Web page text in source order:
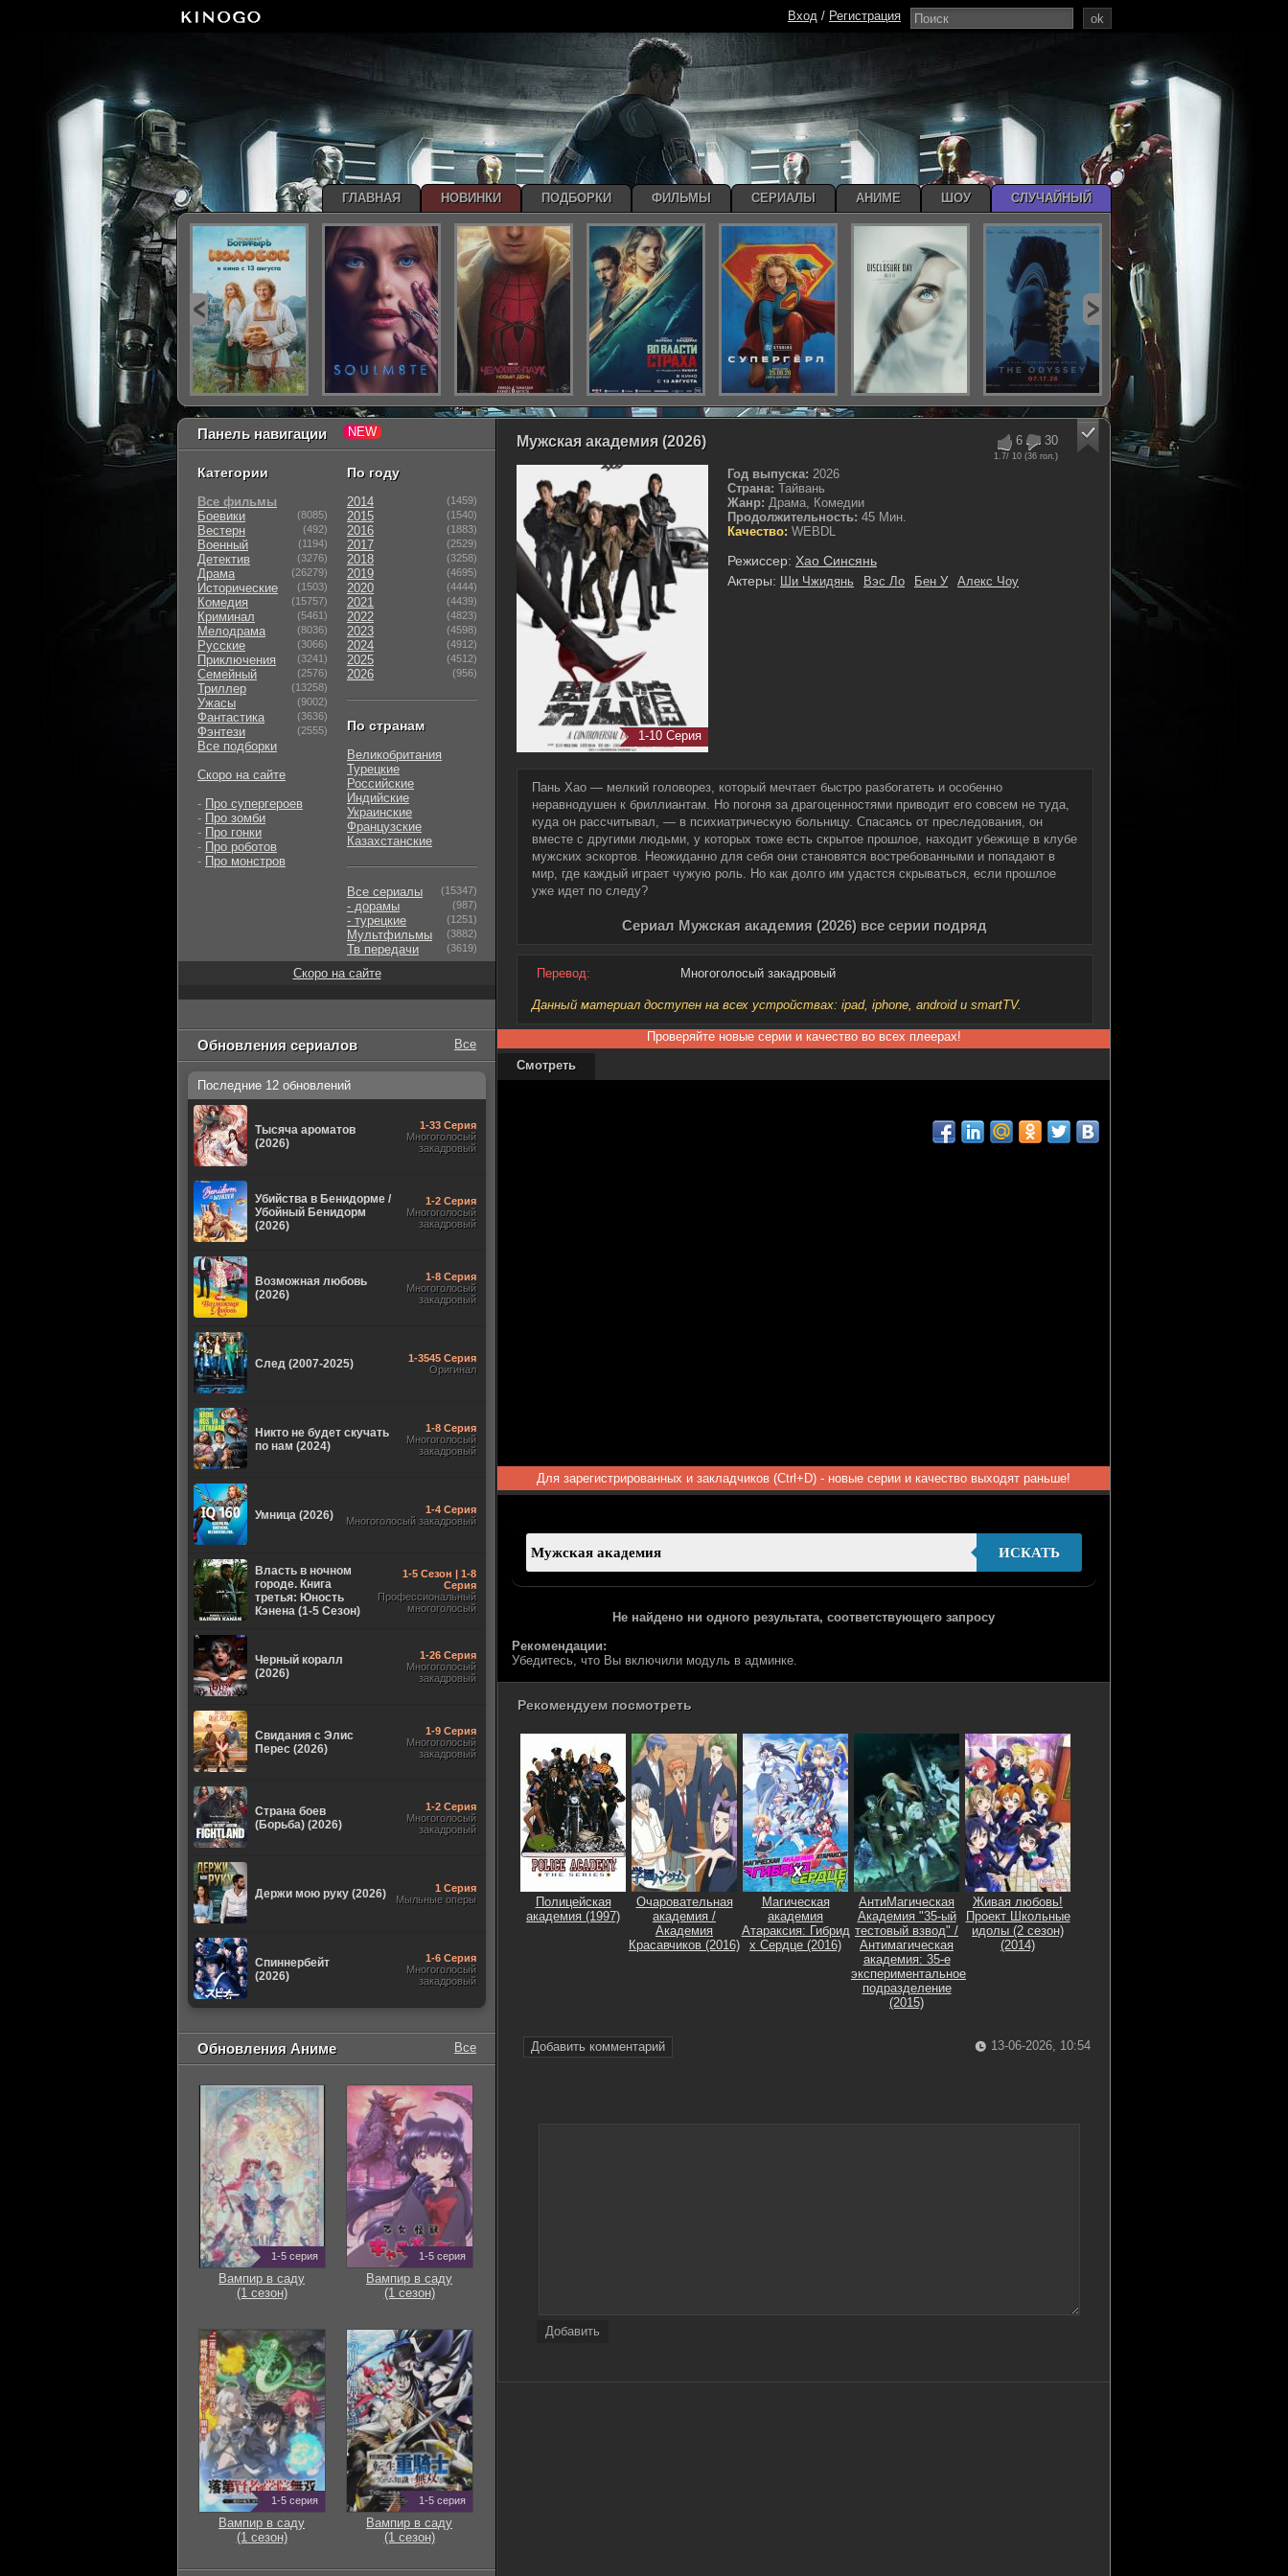
6 30
1.7/ 10 (36 гол.)
Мужская академия (2026)
1-10 Серия
Год выпуска: 2026
Страна: Тайвань
Жанр: Драма, Комедии
Продолжительность: 45 Мин.
Качество: WEBDL
Режиссер: Хао Синсянь
Актеры: Ши Чжидянь Вэс Ло Бен У Алекс Чоу
Пань Хао — мелкий головорез, который мечтает быстро разбогатеть и особенно
неравнодушен к бриллиантам. Но погоня за драгоценностями приводит его совсем не туда,
куда он рассчитывал, — в психиатрическую больницу. Спасаясь от преследования, он
вместе с другими людьми, у которых тоже есть скрытое прошлое, находит убежище в клубе
мужских эскортов. Неожиданно для себя они становятся востребованными и попадают в
мир, где каждый играет чужую роль. Но как долго им удастся скрываться, если прошлое
уже идет по следу?
Сериал Мужская академия (2026) все серии подряд
Перевод: Многоголосый закадровый
Данный материал доступен на всех устройствах: ipad, iphone, android и smartTV.
Проверяйте новые серии и качество во всех плеерах!
Смотреть
Для зарегистрированных и закладчиков (Ctrl+D) - новые серии и качество выходят раньше!
ИСКАТЬ
Не найдено ни одного результата, соответствующего запросу
Рекомендации:
Убедитесь, что Вы включили модуль в админке.
Рекомендуем посмотреть
Полицейская
академия (1997)
Очаровательная
академия /
Академия
Красавчиков (2016)
Магическая
академия
Атараксия: Гибрид
x Сердце (2016)
АнтиМагическая
Академия "35-ый
тестовый взвод" /
Антимагическая
академия: 35-е
экспериментальное
подразделение
(2015)
Живая любовь!
Проект Школьные
идолы (2 сезон)
(2014)
Добавить комментарий 13-06-2026, 10:54
Добавить
Панель навигации
Категории
Все фильмы
Боевики
(8085)
Вестерн (492)
Военный (1194)
Детектив (3276)
Драма (26279)
Исторические (1503)
Комедия (15757)
Криминал (5461)
Мелодрама (8036)
Русские (3066)
Приключения (3241)
Семейный (2576)
Триллер (13258)
Ужасы (9002)
Фантастика (3636)
Фэнтези (2555)
Все подборки
Скоро на сайте
- Про супергероев
- Про зомби
- Про гонки
- Про роботов
- Про монстров
По году
2014 (1459)
2015 (1540)
2016 (1883)
2017 (2529)
2018 (3258)
2019 (4695)
2020 (4444)
2021 (4439)
2022 (4823)
2023 (4598)
2024 (4912)
2025 (4512)
2026 (956)
По странам
Великобритания
Турецкие
Российские
Индийские
Украинские
Французские
Казахстанские
Все сериалы (15347)
- дорамы (987)
- турецкие (1251)
Мультфильмы (3882)
Тв передачи (3619)
Скоро на сайте
Обновления сериалов Все
Последние 12 обновлений
Тысяча ароматов
(2026)
1-33 Серия
Многоголосый
закадровый
Убийства в Бенидорме /
Убойный Бенидорм
(2026)
1-2 Серия
Многоголосый
закадровый
Возможная любовь
(2026)
1-8 Серия
Многоголосый
закадровый
След (2007-2025)
1-3545 Серия
Оригинал
Никто не будет скучать
по нам (2024)
1-8 Серия
Многоголосый
закадровый
Умница (2026)
1-4 Серия
Многоголосый закадровый
Власть в ночном
городе. Книга
третья: Юность
Кэнена (1-5 Сезон)
1-5 Сезон | 1-8
Серия
Профессиональный
многоголосый
Черный коралл
(2026)
1-26 Серия
Многоголосый
закадровый
Свидания с Элис
Перес (2026)
1-9 Серия
Многоголосый
закадровый
Страна боев
(Борьба) (2026)
1-2 Серия
Многоголосый
закадровый
Держи мою руку (2026)
1 Серия
Мыльные оперы
Спиннербейт
(2026)
1-6 Серия
Многоголосый
закадровый
Обновления Аниме Все
1-5 серия
Вампир в саду
(1 сезон)
1-5 серия
Вампир в саду
(1 сезон)
1-5 серия
Вампир в саду
(1 сезон)
1-5 серия
Вампир в саду
(1 сезон)
ok
Вход / Регистрация
ГЛАВНАЯ НОВИНКИ ПОДБОРКИ ФИЛЬМЫ СЕРИАЛЫ АНИМЕ ШОУ СЛУЧАЙНЫЙ